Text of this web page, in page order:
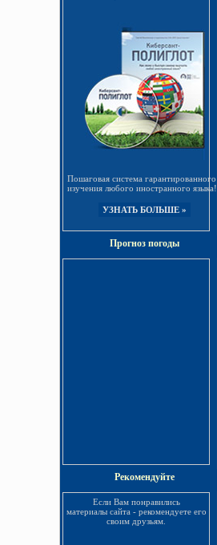
Пошаговая система гарантированного
изучения любого иностранного языка!
УЗНАТЬ БОЛЬШЕ »
Интернет-издательство «Info-DVD»
Киберсант-ПОЛИГЛОТ
УЗНАТЬ БОЛЬШЕ »
Прогноз погоды
Рекомендуйте
Если Вам понравились
материалы сайта - рекомендуете его
своим друзьям.